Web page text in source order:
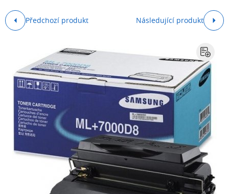
Předchozí produkt Následující produkt